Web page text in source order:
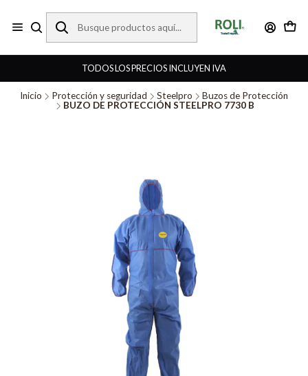
TODOS LOS PRECIOS INCLUYEN IVA
Inicio Protección y seguridad Steelpro
Buzos de Protección
BUZO DE PROTECCIÓN STEELPRO 7730 B